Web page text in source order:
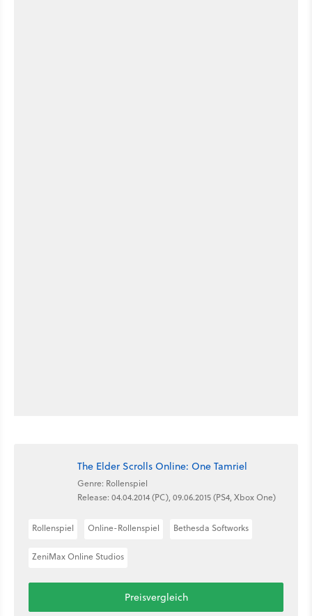
The Elder Scrolls Online: One Tamriel
Genre: Rollenspiel
Release: 04.04.2014 (PC), 09.06.2015 (PS4, Xbox One)
Rollenspiel Online-Rollenspiel Bethesda Softworks
ZeniMax Online Studios
Preisvergleich